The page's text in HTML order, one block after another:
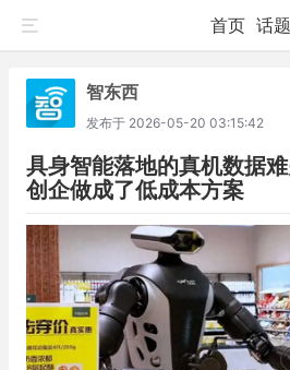
首页 话题
智东西
发布于 2026-05-20 03:15:42
具身智能落地的真机数据
创企做成了低成本方案